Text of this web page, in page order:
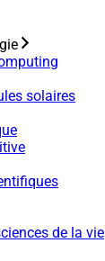
solaires
de la vie